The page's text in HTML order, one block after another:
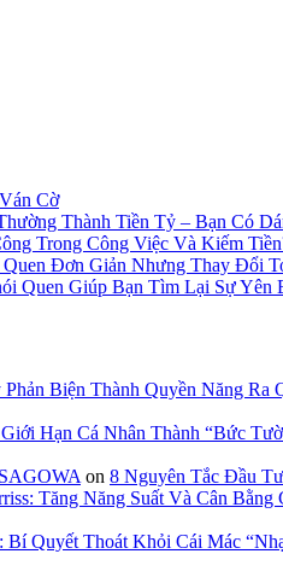
Cờ
Thành Tiền Tỷ – Bạn Có
Trong Công Việc Và Kiếm
Đơn Giản Nhưng Thay Đổi
Quen Giúp Bạn Tìm Lại Sự Yên
Biện Thành Quyền Năng
Hạn Cá Nhân Thành “Bức
on 8 Nguyên Tắc Đầu
Tăng Năng Suất Và Cân Bằng
Quyết Thoát Khỏi Cái Mác